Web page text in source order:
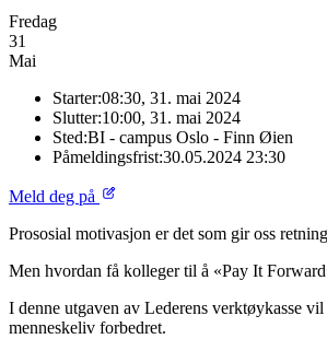
Fredag
31
Mai
Starter:08:30, 31. mai 2024
Slutter:10:00, 31. mai 2024
Sted:BI - campus Oslo - Finn Øien
Påmeldingsfrist:30.05.2024 23:30
Meld deg på
Prososial motivasjon er det som gir oss
Men hvordan få kolleger til å «Pay It
I denne utgaven av Lederens verktøykasse
menneskeliv forbedret.